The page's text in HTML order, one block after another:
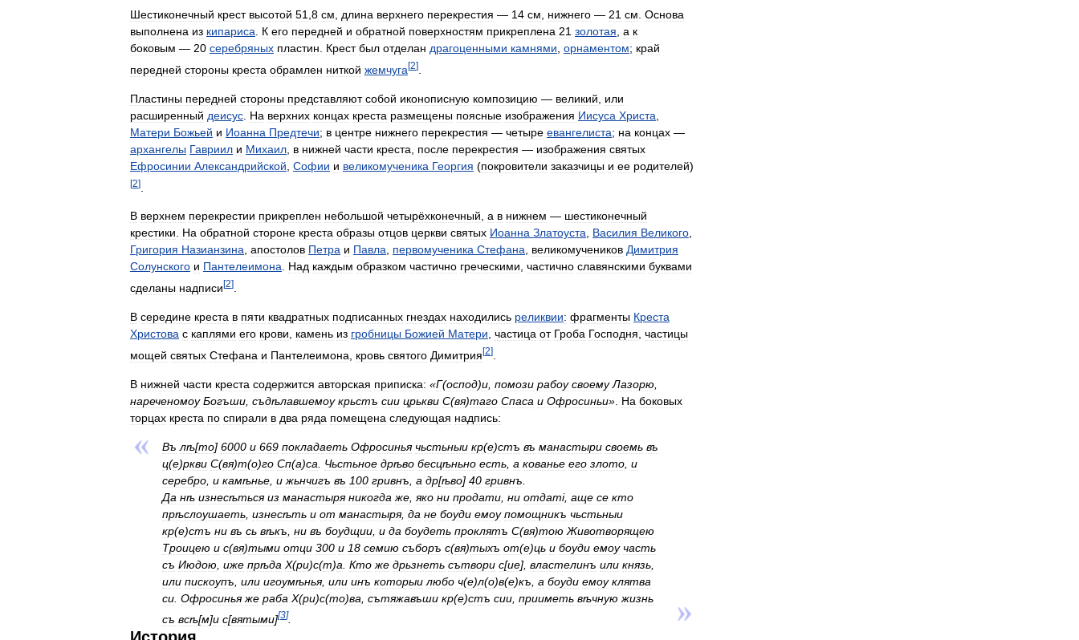
Шестиконечный крест высотой 51 8 см длина верхнего перекрестия — 14 см нижнего — 21 см Основа
выполнена из кипариса К его передней и обратной поверхностям прикреплена 21 золотая а к
боковым — 20 серебряных пластин Крест был отделан драгоценными камнями орнаментом; край
передней стороны креста обрамлен ниткой жемчуга[2]
Пластины передней стороны представляют собой иконописную композицию — великий
или
расширенный деисус На верхних концах креста размещены поясные изображения Иисуса Христа
Матери Божьей и Иоанна Предтечи; в центре нижнего перекрестия — четыре евангелиста; на концах —
архангелы Гавриил и Михаил в нижней части креста после перекрестия — изображения святых
Ефросинии Александрийской Софии и великомученика Георгия (покровители заказчицы и ее родителей)
[2]
В верхнем перекрестии прикреплен небольшой четырёхконечный, а в нижнем — шестиконечный
крестики. На обратной стороне креста образы отцов церкви святых Иоанна Златоуста, Василия Великого,
Григория Назианзина, апостолов Петра и Павла, первомученика Стефана, великомучеников Димитрия
Солунского и Пантелеимона. Над каждым образком частично греческими, частично славянскими буквами
сделаны надписи [2]
В середине креста в пяти квадратных подписанных гнездах находились реликвии: фрагменты Креста
Христова с каплями его крови камень из гробницы Божией Матери частица от Гроба Господня частицы
мощей святых Стефана и Пантелеимона кровь святого Димитрия[2]
В нижней части креста содержится авторская приписка: «Г(оспод)и помози рабоу своему Лазорю
нареченомоу Богъши съдѣлавшемоу крьстъ сии црькви С(вя)таго Спаса и Офросиньи» На боковых
торцах креста по спирали в два ряда помещена следующая надпись:
Въ лѣ[то] 6000 и 669 покладаеть Офросинья чьстьныи кр(е)стъ въ манастыри своемь въ
ц(е)ркви С(вя)т(о)го Сп(а)са Чьстьное дрѣво бесцѣньно есть а кованье его злото и
серебро и камѣнье и жьнчигъ въ 100 гривнъ а др[ѣво] 40 гривнъ
Да нѣ изнесѣться из манастыря никогда же яко ни продати ни отдаті, аще се кто
прѣслоушаеть изнесѣть и от манастыря, да не боуди емоу помощникъ чьстьныи
кр(е)стъ ни въ сь вѣкъ ни въ боудщии и да боудеть проклятъ С(вя)тою Животворящею
Троицею и с(вя)тыми отци 300 и 18 семию съборъ с(вя)тыхъ от(е)ць и боуди емоу часть
съ Июдою иже прѣда Х(ри)с(т)а Кто же дрьзнеть сътвори с[ие], властелинъ или князь
или пискоупъ или игоумѣнья, или инъ которыи любо ч(е)л(о)в(е)къ а боуди емоу клятва
си Офросинья же раба Х(ри)с(то)ва сътяжавъши кр(е)стъ сии прииметь вѣчную жизнь
съ всѣ[м]и с[вятыми][3].